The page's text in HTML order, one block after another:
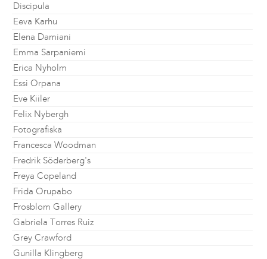
Discipula
Eeva Karhu
Elena Damiani
Emma Sarpaniemi
Erica Nyholm
Essi Orpana
Eve Kiiler
Felix Nybergh
Fotografiska
Francesca Woodman
Fredrik Söderberg's
Freya Copeland
Frida Orupabo
Frosblom Gallery
Gabriela Torres Ruiz
Grey Crawford
Gunilla Klingberg